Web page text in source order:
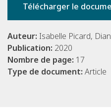
Télécharger le
Auteur: Isabelle Picard,
Publication: 2020
Nombre de page: 17
Type de document: Article